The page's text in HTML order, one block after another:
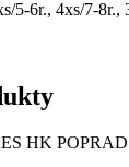
5-6r., 4xs/7-8r.,